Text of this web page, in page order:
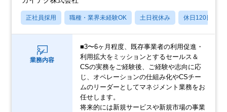
正社員採用 職種・業界未経験OK 土日祝休み 休日120日以上
業務内容
■3〜6ヶ月程度、既存事業者の利用促進・
利用拡大をミッションとするセールス＆
CSの実務をご経験後、ご経験や志向に応
じ、オペレーションの仕組み化やCSチー
ムのリーダーとしてマネジメント業務をお
任せします。
将来的には新規サービスや新規市場の事業